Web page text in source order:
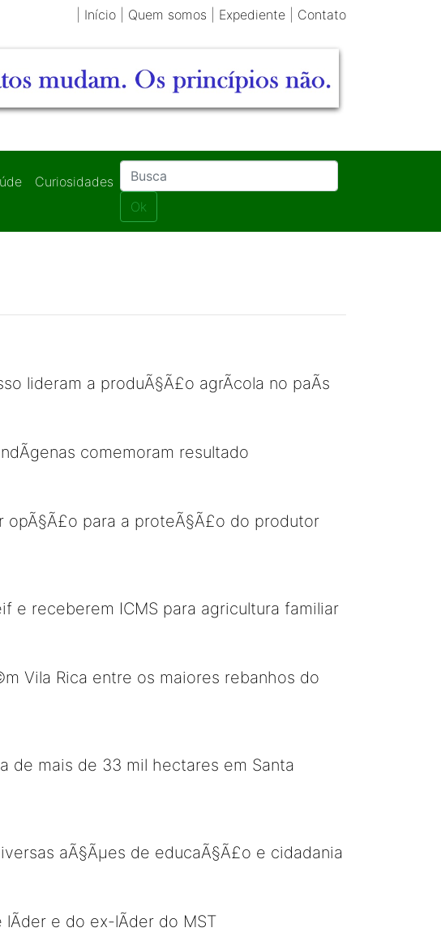
Início Quem somos Expediente Contato
Curiosidades
Ok
lideram a produÃ§Ã£o agrÃ­cola no paÃ­s
comemoram resultado
opÃ§Ã£o para a proteÃ§Ã£o do produtor
e receberem ICMS para agricultura familiar
Vila Rica entre os maiores rebanhos do
de mais de 33 mil hectares em Santa
aÃ§Ãµes de educaÃ§Ã£o e cidadania
lÃ­der e do ex-lÃ­der do MST